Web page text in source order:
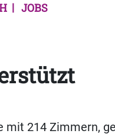
JOBS
mit 214 Zimmern,